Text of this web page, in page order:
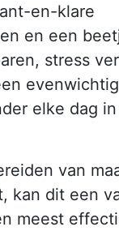
en-klare
en een
stress
elke dag
van
kan dit een
meest